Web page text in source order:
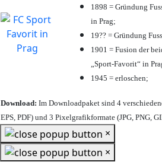
1898 = Gründung
in Prag;
19?? = Gründung
1901 = Fusion der
„Sport-Favorit“ in
1945 = erloschen;
Download: Im Downloadpaket sind 4
EPS, PDF) und 3 Pixelgrafikformate (JPG, PNG,
×
×